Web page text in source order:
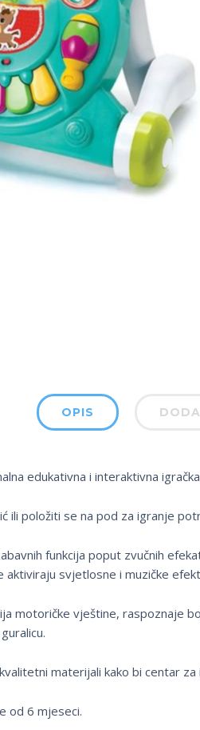
OPIS
edukativna i interaktivna
ili položiti se na pod za igranje
funkcija poput zvučnih
svjetlosne i muzičke
motoričke vještine, raspoznaje
materijali kako bi centar
od 6 mjeseci.